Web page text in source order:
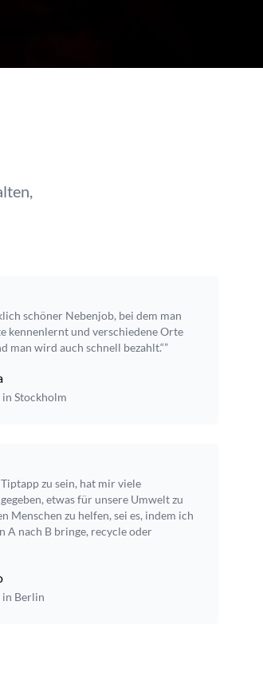
schöner Nebenjob, bei dem man
kennenlernt und verschiedene Orte
man wird auch schnell bezahlt.“”
Stockholm
Tiptapp zu sein, hat mir viele
etwas für unsere Umwelt zu
Menschen zu helfen, sei es, indem ich
A nach B bringe, recycle oder
in Berlin